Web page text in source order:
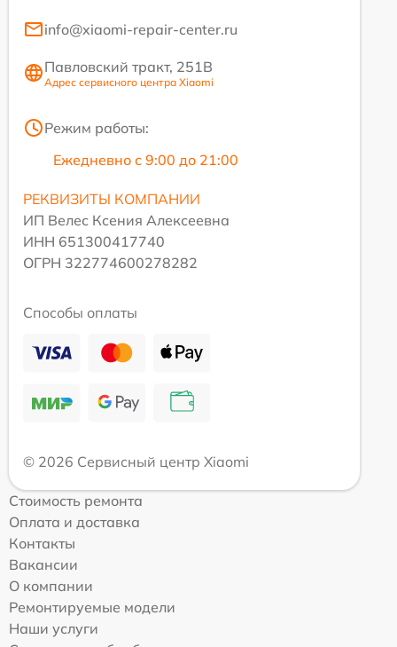
info@xiaomi-repair-center.ru
Павловский тракт, 251В
Адрес сервисного центра Xiaomi
Режим работы:
Ежедневно с 9:00 до 21:00
РЕКВИЗИТЫ КОМПАНИИ
ИП Велес Ксения Алексеевна
ИНН 651300417740
ОГРН 322774600278282
Способы оплаты
© 2026 Сервисный центр Xiaomi
Стоимость ремонта
Оплата и доставка
Контакты
Вакансии
О компании
Ремонтируемые модели
Наши услуги